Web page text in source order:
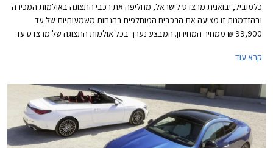
כלמוביל, יבואנית מרצדס לישראל, מחליפה את רכבי התצוגה באולמות המכירה
ובהזדמנות זו מציעה את הרכבים המוחלפים בהנחות משמעותיות של עד
99,900 ₪ ממחיר המחירון. המבצע נערך בכל אולמות התצוגה של מרצדס עד
קרא עוד